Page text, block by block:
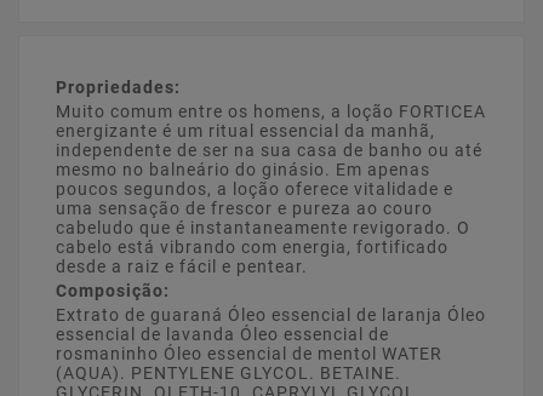
Propriedades:
Muito comum entre os homens, a loção FORTICEA
energizante é um ritual essencial da manhã,
independente de ser na sua casa de banho ou até
mesmo no balneário do ginásio. Em apenas
poucos segundos, a loção oferece vitalidade e
uma sensação de frescor e pureza ao couro
cabeludo que é instantaneamente revigorado. O
cabelo está vibrando com energia, fortificado
desde a raiz e fácil e pentear.
Composição:
Extrato de guaraná Óleo essencial de laranja Óleo
essencial de lavanda Óleo essencial de
rosmaninho Óleo essencial de mentol WATER
(AQUA). PENTYLENE GLYCOL. BETAINE.